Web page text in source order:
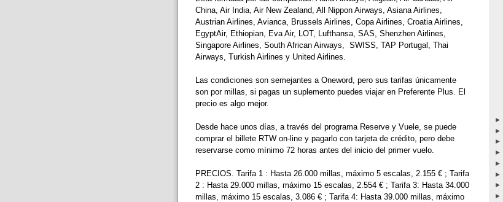
China, Air India, Air New Zealand, All Nippon Airways, Asiana Airlines,
Austrian Airlines, Avianca, Brussels Airlines, Copa Airlines, Croatia Airlines,
EgyptAir, Ethiopian, Eva Air, LOT, Lufthansa, SAS, Shenzhen Airlines,
Singapore Airlines, South African Airways, SWISS, TAP Portugal, Thai
Airways, Turkish Airlines y United Airlines.
Las condiciones son semejantes a Oneword, pero sus tarifas únicamente
son por millas, si pagas un suplemento puedes viajar en Preferente Plus. El
precio es algo mejor.
Desde hace unos días, a través del programa Reserve y Vuele, se puede
comprar el billete RTW on-line y pagarlo con tarjeta de crédito, pero debe
reservarse como mínimo 72 horas antes del inicio del primer vuelo.
PRECIOS. Tarifa 1 : Hasta 26.000 millas, máximo 5 escalas, 2.155 € ; Tarifa
2 : Hasta 29.000 millas, máximo 15 escalas, 2.554 € ; Tarifa 3: Hasta 34.000
millas, máximo 15 escalas, 3.086 € ; Tarifa 4: Hasta 39.000 millas, máximo
►
►
►
►
►
►
►
►